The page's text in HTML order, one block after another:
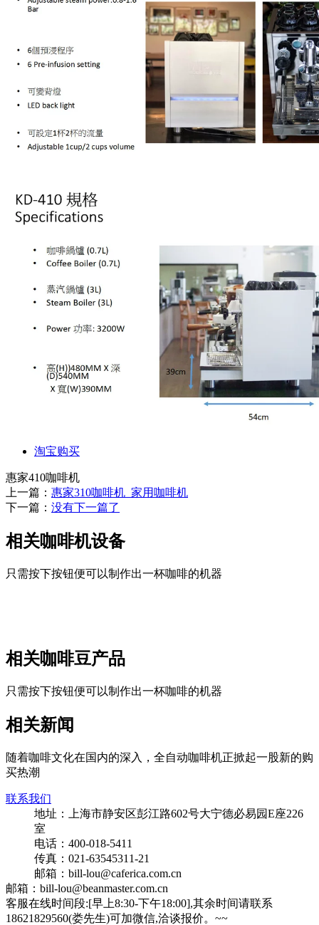
淘宝购买
惠家410咖啡机
上一篇： 惠家310咖啡机_家用咖啡机
下一篇： 没有下一篇了
相关咖啡机设备
只需按下按钮便可以制作出一杯咖啡的机器
相关咖啡豆产品
只需按下按钮便可以制作出一杯咖啡的机器
相关新闻
随着咖啡文化在国内的深入，全自动咖啡机正掀起一股新的购
买热潮
联系我们
地址：上海市静安区彭江路602号大宁德必易园E座226
室
电话：400-018-5411
传真：021-63545311-21
邮箱：bill-lou@caferica.com.cn
邮箱：bill-lou@beanmaster.com.cn
客服在线时间段:[早上8:30-下午18:00],其余时间请联系
18621829560(娄先生)可加微信,洽谈报价。~~